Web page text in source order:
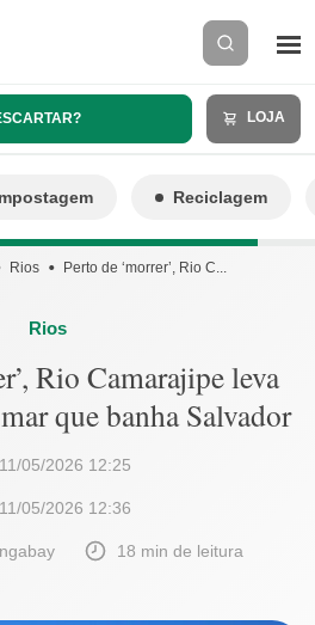
LOJA
Reciclagem
Rios Perto de ‘morrer’, Rio C...
Rios
Rio Camarajipe leva
que banha Salvador
11/05/2026 12:25
11/05/2026 12:36
18 min de leitura